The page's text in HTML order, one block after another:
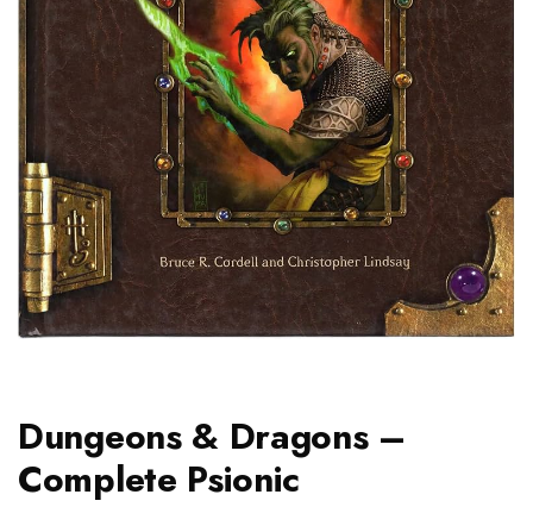
Dungeons & Dragons –
Complete Psionic